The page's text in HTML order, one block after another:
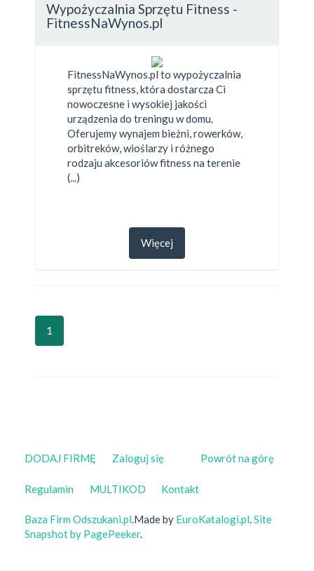
Wypożyczalnia Sprzętu Fitness -
FitnessNaWynos.pl
FitnessNaWynos.pl to wypożyczalnia
sprzętu fitness, która dostarcza Ci
nowoczesne i wysokiej jakości
urządzenia do treningu w domu.
Oferujemy wynajem bieżni, rowerków,
orbitreków, wioślarzy i różnego
rodzaju akcesoriów fitness na terenie
(...)
Więcej
1
Powrót na górę
DODAJ FIRMĘ Zaloguj się
Regulamin MULTIKOD Kontakt
Baza Firm Odszukani.pl.Made by EuroKatalogi.pl.Site
Snapshot by PagePeeker.